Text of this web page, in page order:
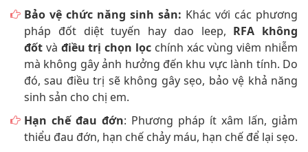
Bảo vệ chức năng sinh sản: Khác với các phương
pháp đốt diệt tuyến hay dao leep, RFA không
đốt và điều trị chọn lọc chính xác vùng viêm nhiễm
mà không gây ảnh hưởng đến khu vực lành tính. Do
đó, sau điều trị sẽ không gây sẹo, bảo vệ khả năng
sinh sản cho chị em.
Hạn chế đau đớn: Phương pháp ít xâm lấn, giảm
thiểu đau đớn, hạn chế chảy máu, hạn chế để lại sẹo.